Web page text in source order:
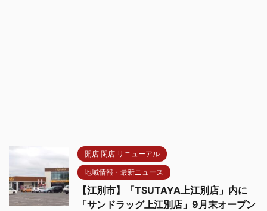
開店 閉店 リニューアル
地域情報・最新ニュース
【江別市】「TSUTAYA上江別店」内に
「サンドラッグ上江別店」9月末オープン